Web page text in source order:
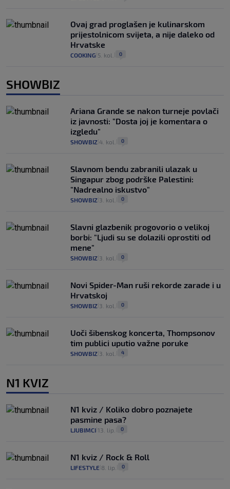
Ovaj grad proglašen je kulinarskom
prijestolnicom svijeta, a nije daleko od
Hrvatske
COOKING 5. kol. 0
SHOWBIZ
Ariana Grande se nakon turneje povlači
iz javnosti: "Dosta joj je komentara o
izgledu"
SHOWBIZ 4. kol. 0
Slavnom bendu zabranili ulazak u
Singapur zbog podrške Palestini:
"Nadrealno iskustvo"
SHOWBIZ 3. kol. 0
Slavni glazbenik progovorio o velikoj
borbi: "Ljudi su se dolazili oprostiti od
mene"
SHOWBIZ 3. kol. 0
Novi Spider-Man ruši rekorde zarade i u
Hrvatskoj
SHOWBIZ 3. kol. 0
Uoči šibenskog koncerta, Thompsonov
tim publici uputio važne poruke
SHOWBIZ 3. kol. 4
N1 KVIZ
N1 kviz / Koliko dobro poznajete
pasmine pasa?
LJUBIMCI 13. lip. 0
N1 kviz / Rock & Roll
LIFESTYLE 8. lip. 0